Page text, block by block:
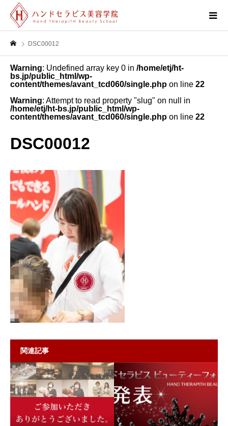
DSC00012
Warning: Undefined array key 0 in /home/etj/ht-
bs.jp/public_html/wp-
content/themes/avant_tcd060/single.php on line 22
Warning: Attempt to read property "slug" on null in
/home/etj/ht-bs.jp/public_html/wp-
content/themes/avant_tcd060/single.php on line 22
DSC00012
関連記事